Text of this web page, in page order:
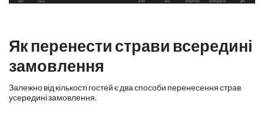
Як перенести страви всередині
замовлення
Залежно від кількості гостей є два способи перенесення страв
усередині замовлення.